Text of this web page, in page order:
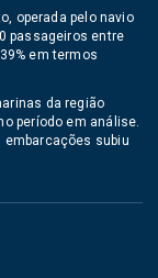
operada pelo navio
passageiros entre
em termos
da região
período em análise.
embarcações subiu